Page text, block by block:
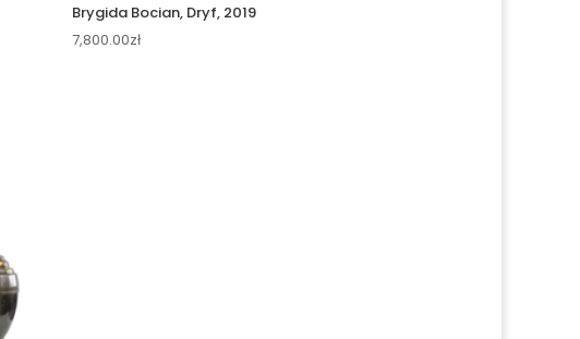
Brygida Bocian, Dryf, 2019
7,800.00zł